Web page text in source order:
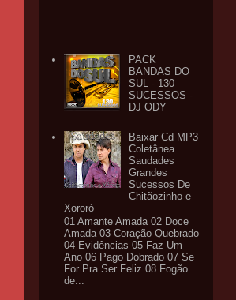
PACK
BANDAS DO
SUL - 130
SUCESSOS -
DJ ODY
Baixar Cd MP3
Coletânea
Saudades
Grandes
Sucessos De
Chitãozinho e
Xororó
01 Amante Amada 02 Doce
Amada 03 Coração Quebrado
04 Evidências 05 Faz Um
Ano 06 Pago Dobrado 07 Se
For Pra Ser Feliz 08 Fogão
de...